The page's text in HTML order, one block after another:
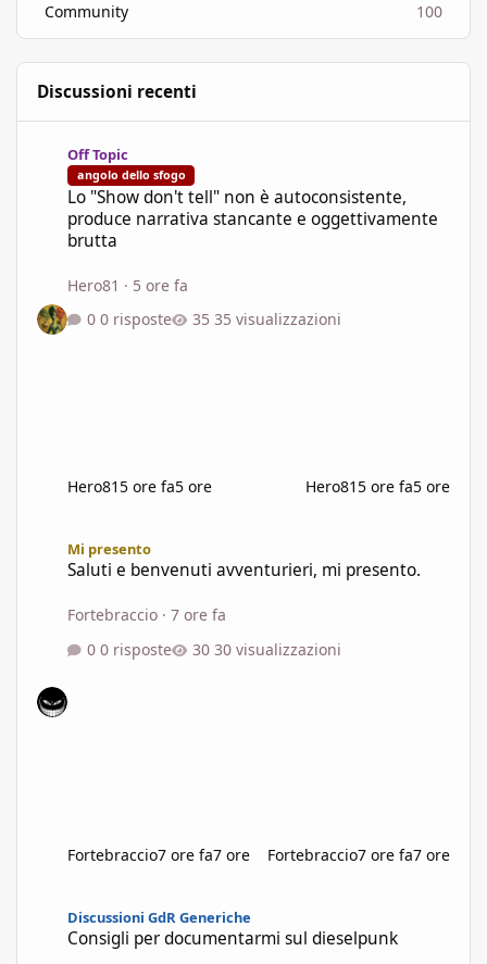
Community 100
Discussioni recenti
Off Topic
angolo dello sfogo
Lo "Show don't tell" non è autoconsistente,
produce narrativa stancante e oggettivamente
brutta
Hero81 · 5 ore fa
0 risposte
35 visualizzazioni
Hero815 ore fa5 ore Hero815 ore fa5 ore
Mi presento
Saluti e benvenuti avventurieri, mi presento.
Fortebraccio ·7 ore fa
0 risposte
30 visualizzazioni
Fortebraccio7 ore fa7 ore Fortebraccio7 ore fa7 ore
Discussioni GdR Generiche
Consigli per documentarmi sul dieselpunk